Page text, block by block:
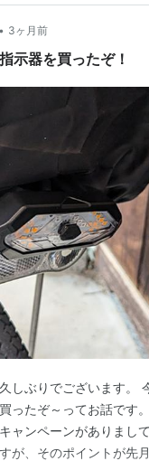
と思っていました。ウ
をただ捨てているだけな
ったとき、50Ω／10W
• 3ヶ月前
示器を買ったぞ！
しぶりでございます。
ったぞ～ってお話です
ャンペーンがありまし
が、そのポイントが先